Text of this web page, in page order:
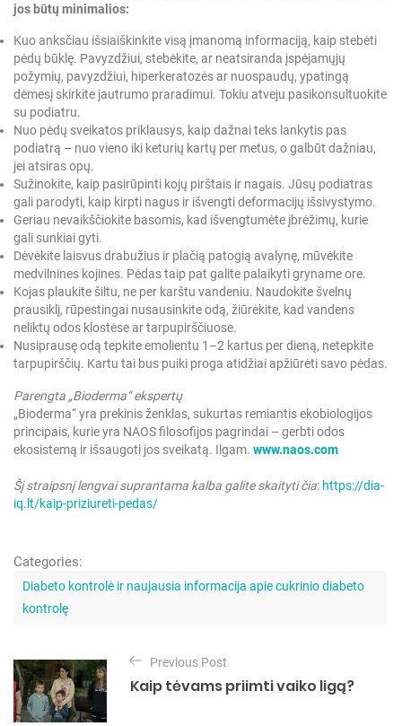
jos būtų minimalios:
Kuo anksčiau išsiaiškinkite visą įmanomą informaciją, kaip stebėti
pėdų būklę. Pavyzdžiui, stebėkite, ar neatsiranda įspėjamųjų
požymių, pavyzdžiui, hiperkeratozės ar nuospaudų, ypatingą
dėmesį skirkite jautrumo praradimui. Tokiu atveju pasikonsultuokite
su podiatru.
Nuo pėdų sveikatos priklausys, kaip dažnai teks lankytis pas
podiatrą – nuo vieno iki keturių kartų per metus, o galbūt dažniau,
jei atsiras opų.
Sužinokite, kaip pasirūpinti kojų pirštais ir nagais. Jūsų podiatras
gali parodyti, kaip kirpti nagus ir išvengti deformacijų išsivystymo.
Geriau nevaikščiokite basomis, kad išvengtumėte įbrėžimų, kurie
gali sunkiai gyti.
Dėvėkite laisvus drabužius ir plačią patogią avalynę, mūvėkite
medvilnines kojines. Pėdas taip pat galite palaikyti gryname ore.
Kojas plaukite šiltu, ne per karštu vandeniu. Naudokite švelnų
prausiklį, rūpestingai nusausinkite odą, žiūrėkite, kad vandens
neliktų odos klostėse ar tarpupirščiuose.
Nusiprausę odą tepkite emolientu 1–2 kartus per dieną, netepkite
tarpupirščių. Kartu tai bus puiki proga atidžiai apžiūrėti savo pėdas.
Parengta „Bioderma“ ekspertų
„Bioderma“ yra prekinis ženklas, sukurtas remiantis ekobiologijos
principais, kurie yra NAOS filosofijos pagrindai – gerbti odos
ekosistemą ir išsaugoti jos sveikatą. Ilgam. www.naos.com
Šį straipsnį lengvai suprantama kalba galite skaityti čia: https://dia-
iq.lt/kaip-priziureti-pedas/
Categories:
a
r
i
e
s
Diabeto kontrolė ir naujausia informacija apie cukrinio diabeto
kontrolę
a
v
Previous Post
Kaip tėvams priimti vaiko ligą?